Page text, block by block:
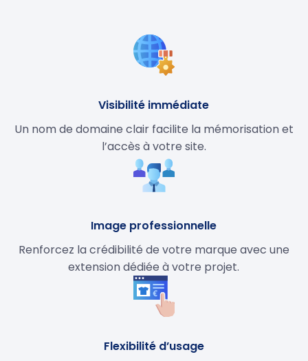
Visibilité immédiate
Un nom de domaine clair facilite la mémorisation et
l’accès à votre site.
Image professionnelle
Renforcez la crédibilité de votre marque avec une
extension dédiée à votre projet.
Flexibilité d’usage